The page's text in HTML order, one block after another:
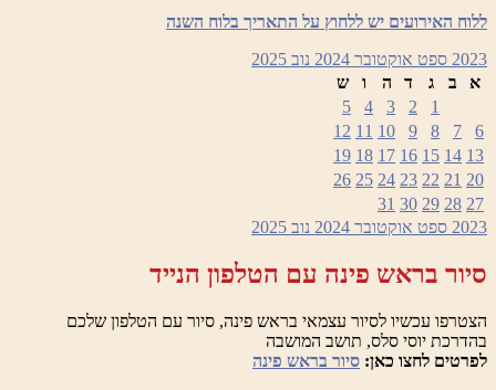
ללוח האירועים יש ללחוץ על התאריך בלוח השנה
2023 ספט אוקטובר 2024 נוב 2025
א
ב ג ד ה ו
ש
1
2
3
4
5
6
7
8
9
10
11
12
13
14
15
16
17
18
19
20
21
22
23
24
25
26
27
28
29
30
31
2023 ספט אוקטובר 2024 נוב 2025
סיור בראש פינה עם הטלפון הנייד
הצטרפו עכשיו לסיור עצמאי בראש פינה, סיור עם הטלפון שלכם
בהדרכת יוסי סלס, תושב המושבה
לפרטים לחצו כאן: סיור בראש פינה